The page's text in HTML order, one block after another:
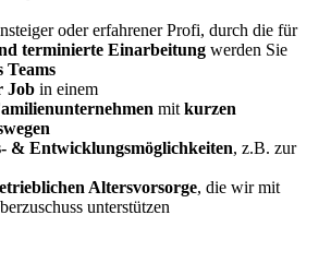
oder erfahrener Profi, durch die für
terminierte Einarbeitung werden Sie
Teams
Job in einem
mitkurzen
& Entwicklungsmöglichkeiten, z.B. zur
Altersvorsorge, die wir mit
unterstützen